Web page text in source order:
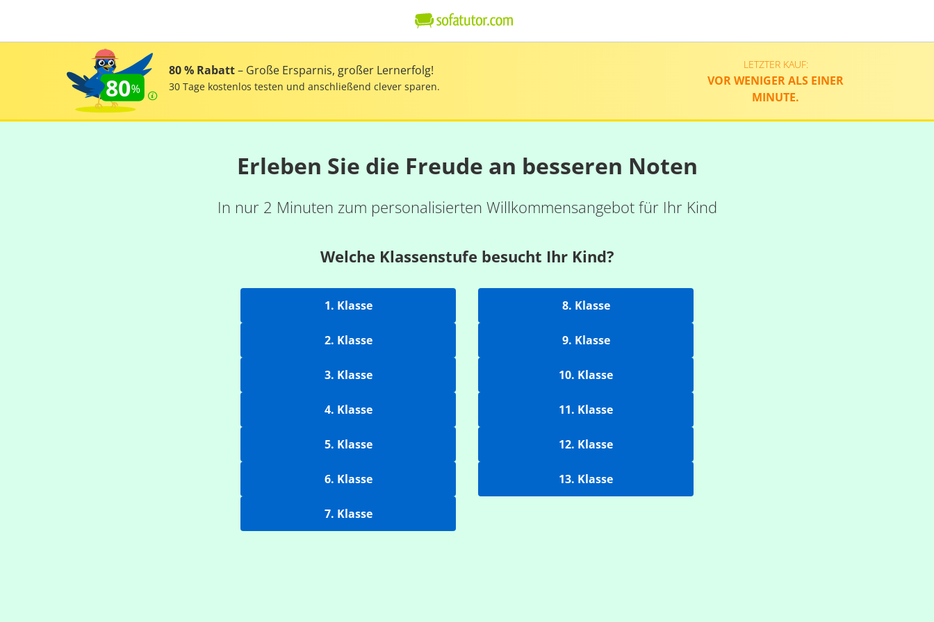
80
80 % Rabatt– Große Ersparnis, großer Lernerfolg!
30 Tage kostenlos testen und anschließend clever sparen.
LETZTER KAUF:
VOR WENIGER ALS EINER
MINUTE.
Erleben Sie die Freude an besseren Noten
In nur 2 Minuten zum personalisierten Willkommensangebot für Ihr Kind
Welche Klassenstufe besucht Ihr Kind?
1. Klasse
2. Klasse
3. Klasse
4. Klasse
5. Klasse
6. Klasse
7. Klasse
8. Klasse
9. Klasse
10. Klasse
11. Klasse
12. Klasse
13. Klasse